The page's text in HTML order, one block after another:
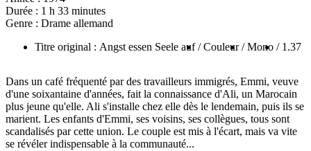
Durée : 1 h 33 minutes
Genre : Drame allemand
Titre original : Angst essen Seele auf / Couleur / Mono / 1.37
Dans un café fréquenté par des travailleurs immigrés, Emmi, veuve
d'une soixantaine d'années, fait la connaissance d'Ali, un Marocain
plus jeune qu'elle. Ali s'installe chez elle dès le lendemain, puis ils se
marient. Les enfants d'Emmi, ses voisins, ses collègues, tous sont
scandalisés par cette union. Le couple est mis à l'écart, mais va vite
se révéler indispensable à la communauté...